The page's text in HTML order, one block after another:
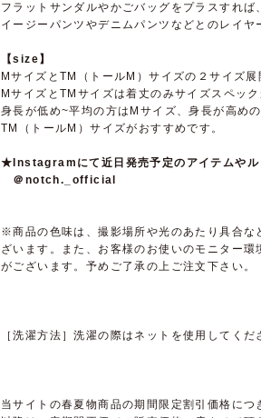
フラットサンダルやかごバッグをプラスすれば
イージーパンツやデニムパンツなどとのレイヤ
【size】
MサイズとTM（トールM）サイズの２サイズ展
MサイズとTMサイズは着丈のみサイズスペック
身長が低め~平均の方はMサイズ、身長が高め
TM（トールM）サイズがおすすめです。
★Instagramにて近日発売予定のアイテムやル
＠notch._official
※商品の色味は、撮影場所や光のあたり具合な
ざいます。また、お客様のお使いのモニター
がございます。予めご了承の上ご注文下さい。
［洗濯方法］洗濯の際はネットを使用してくだ
当サイトの春夏物商品の期間限定割引価格に